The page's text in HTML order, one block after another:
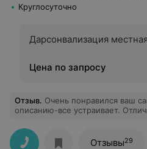
Круглосуточно
Дарсонвализация
Цена по запросу
Отзыв. Очень понравился ваш
описанию-все устраивает.
радиоактивным фоном, ведь он
Чернобыля, не будет ли опасной
Отзывы29